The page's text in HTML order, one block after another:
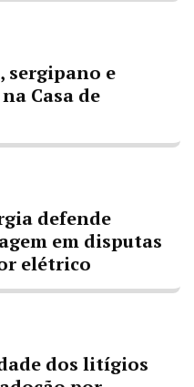
sergipano e
Casa de
defende
em disputas
elétrico
dos litígios